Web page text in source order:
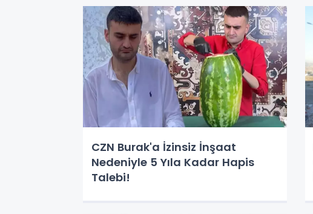
CZN Burak'a İzinsiz İnşaat
Nedeniyle 5 Yıla Kadar Hapis
Talebi!